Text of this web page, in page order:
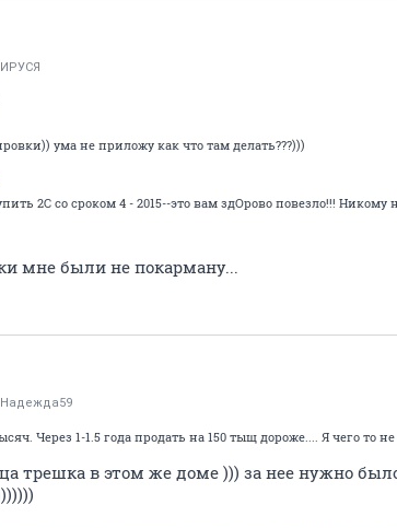
ИРУСЯ
ума не приложу как что там делать???)))
2С со сроком 4 - 2015--это вам здОрово повезло!!! Никому
мне были не покарману...
Надежда59
Через 1-1.5 года продать на 150 тыщ дороже.... Я чего то
трешка в этом же доме ))) за нее нужно